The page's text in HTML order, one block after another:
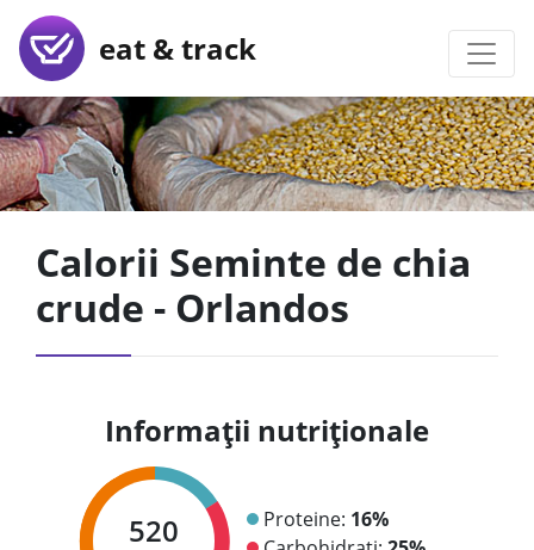
eat & track
Calorii Seminte de chia
crude - Orlandos
Informații nutriționale
520 Proteine: 16%